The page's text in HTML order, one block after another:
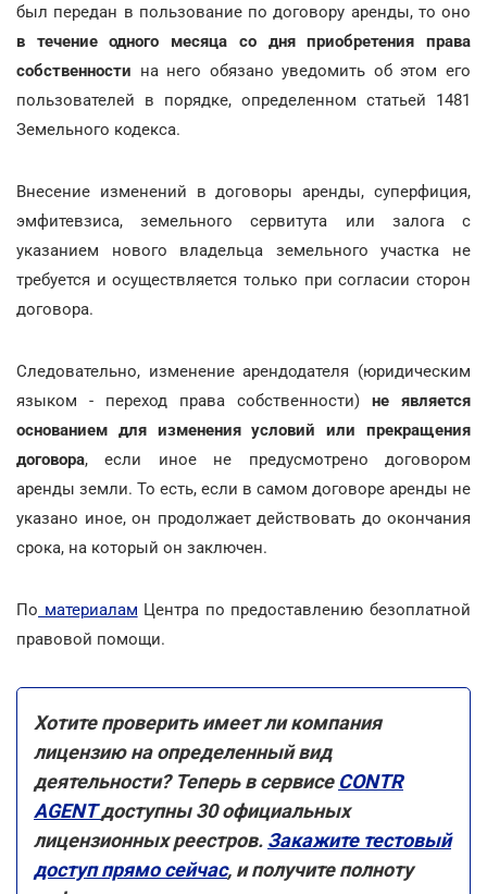
был передан в пользование по договору аренды, то оно
в течение одного месяца со дня приобретения права
собственности на него обязано уведомить об этом его
пользователей в порядке, определенном статьей 1481
Земельного кодекса.
Внесение изменений в договоры аренды, суперфиция,
эмфитевзиса, земельного сервитута или залога с
указанием нового владельца земельного участка не
требуется и осуществляется только при согласии сторон
договора.
Следовательно, изменение арендодателя (юридическим
языком - переход права собственности) не является
основанием для изменения условий или прекращения
договора, если иное не предусмотрено договором
аренды земли. То есть, если в самом договоре аренды не
указано иное, он продолжает действовать до окончания
срока, на который он заключен.
По материалам Центра по предоставлению безоплатной
правовой помощи.
Хотите проверить имеет ли компания
лицензию на определенный вид
деятельности? Теперь в сервисе CONTR
AGENTдоступны 30 официальных
лицензионных реестров. Закажите тестовый
доступ прямо сейчас, и получите полноту